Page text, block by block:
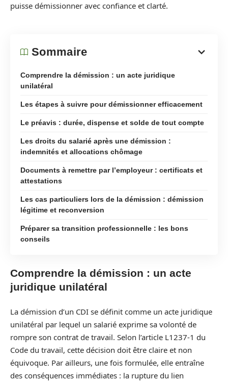
puisse démissionner avec confiance et clarté.
Sommaire
Comprendre la démission : un acte juridique
unilatéral
Les étapes à suivre pour démissionner efficacement
Le préavis : durée, dispense et solde de tout compte
Les droits du salarié après une démission :
indemnités et allocations chômage
Documents à remettre par l’employeur : certificats et
attestations
Les cas particuliers lors de la démission : démission
légitime et reconversion
Préparer sa transition professionnelle : les bons
conseils
Comprendre la démission : un acte
juridique unilatéral
La démission d’un CDI se définit comme un acte juridique
unilatéral par lequel un salarié exprime sa volonté de
rompre son contrat de travail. Selon l’article L1237-1 du
Code du travail, cette décision doit être claire et non
équivoque. Par ailleurs, une fois formulée, elle entraîne
des conséquences immédiates : la rupture du lien